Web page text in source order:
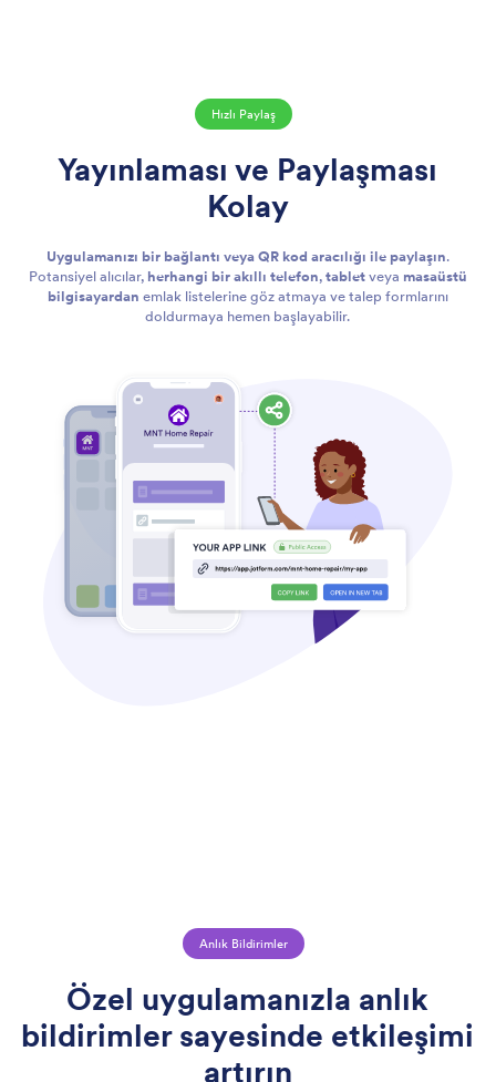
Hızlı Paylaş
Yayınlaması ve Paylaşması
Kolay
Uygulamanızı bir bağlantı veya QR kod aracılığı ile paylaşın.
Potansiyel alıcılar, herhangi bir akıllı telefon,tabletveya masaüstü
bilgisayardan emlak listelerine göz atmaya ve talep formlarını
doldurmaya hemen başlayabilir.
Anlık Bildirimler
Özel uygulamanızla anlık
bildirimler sayesinde etkileşimi
artırın